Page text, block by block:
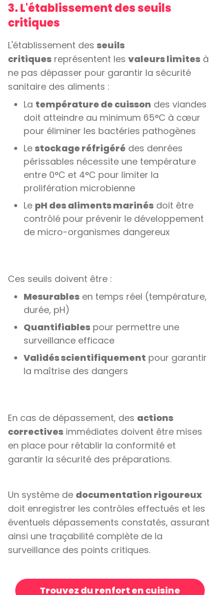
3. L'établissement des seuils
critiques
L'établissement des seuils
critiques représentent les valeurs limites à
ne pas dépasser pour garantir la sécurité
sanitaire des aliments :
La température de cuisson des viandes
doit atteindre au minimum 65°C à cœur
pour éliminer les bactéries pathogènes
Le stockage réfrigéré des denrées
périssables nécessite une température
entre 0°C et 4°C pour limiter la
prolifération microbienne
Le pH des aliments marinés doit être
contrôlé pour prévenir le développement
de micro-organismes dangereux
Ces seuils doivent être :
Mesurables en temps réel (température,
durée, pH)
Quantifiables pour permettre une
surveillance efficace
Validés scientifiquement pour garantir
la maîtrise des dangers
En cas de dépassement, des actions
correctives immédiates doivent être mises
en place pour rétablir la conformité et
garantir la sécurité des préparations.
Un système de documentation rigoureux
doit enregistrer les contrôles effectués et les
éventuels dépassements constatés, assurant
ainsi une traçabilité complète de la
surveillance des points critiques.
Trouvez du renfort en cuisine